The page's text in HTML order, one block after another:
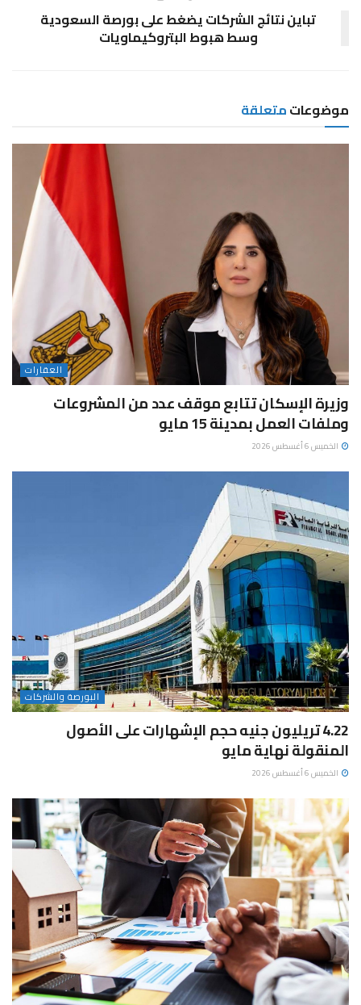
تباين نتائج الشركات يضغط على بورصة السعودية
وسط هبوط البتروكيماويات
موضوعاتمتعلقة
العقارات
وزيرة الإسكان تتابع موقف عدد من المشروعات
وملفات العمل بمدينة 15 مايو
الخميس 6 أغسطس 2026
البورصة والشركات
4.22 تريليون جنيه حجم الإشهارات على الأصول
المنقولة نهاية مايو
الخميس 6 أغسطس 2026